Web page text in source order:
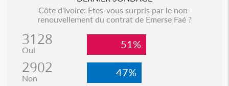
Côte d'Ivoire: Etes-vous surpris par le non-
renouvellement du contrat de Emerse Faé ?
3128
Oui 51%
2902
Non 47%